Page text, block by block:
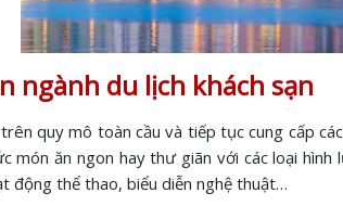
ngành du lịch khách sạn
quy mô toàn cầu và tiếp tục cung cấp
món ăn ngon hay thư giãn với các loại
động thể thao, biểu diễn nghệ thuật…